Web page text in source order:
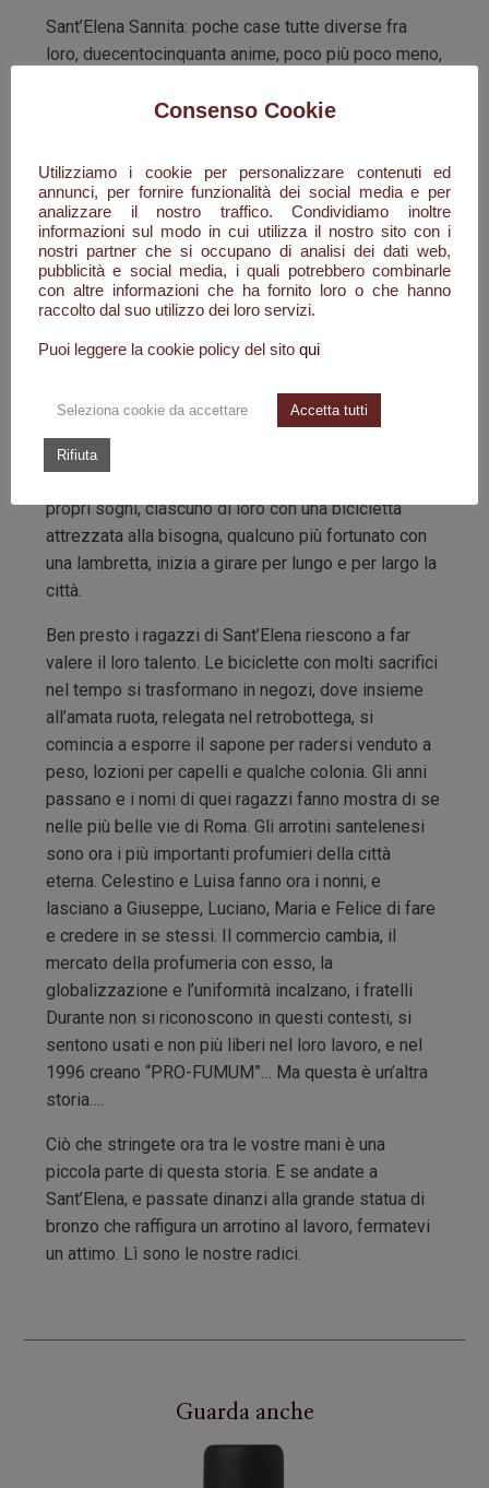
Sant’Elena Sannita: poche case tutte diverse fra
loro, duecentocinquanta anime, poco più poco meno,
tempi. Da qui inizia la storia di Celestino Durante
fisico, per riabbracciare papà Giuseppe e mamma
Lucia.
Il duro lavoro della terra e qualche capo di
bestiame, erano state e sono le uniche risorse
economiche e di vita per la maggioranza della
comunità santelenese: ma molti di quei ragazzi
avevano una grande maestria sotto le loro mani, le
lama tornavano come nuovi. Celestino raccoglie le
poche cose che ha e con Luisa, divenuta sua
moglie, decidono di partire per Roma. Con lui
propri sogni, ciascuno di loro con una bicicletta
attrezzata alla bisogna, qualcuno più fortunato con
una lambretta, inizia a girare per lungo e per largo la
città.
Ben presto i ragazzi di Sant’Elena riescono a far
valere il loro talento. Le biciclette con molti sacrifici
nel tempo si trasformano in negozi, dove insieme
all’amata ruota, relegata nel retrobottega, si
comincia a esporre il sapone per radersi venduto a
peso, lozioni per capelli e qualche colonia. Gli anni
passano e i nomi di quei ragazzi fanno mostra di se
nelle più belle vie di Roma. Gli arrotini santelenesi
sono ora i più importanti profumieri della città
eterna. Celestino e Luisa fanno ora i nonni, e
lasciano a Giuseppe, Luciano, Maria e Felice di fare
e credere in se stessi. Il commercio cambia, il
mercato della profumeria con esso, la
globalizzazione e l’uniformità incalzano, i fratelli
Durante non si riconoscono in questi contesti, si
sentono usati e non più liberi nel loro lavoro, e nel
1996 creano “PRO-FUMUM”… Ma questa è un’altra
storia….
Ciò che stringete ora tra le vostre mani è una
piccola parte di questa storia. E se andate a
Sant’Elena, e passate dinanzi alla grande statua di
bronzo che raffigura un arrotino al lavoro, fermatevi
un attimo. Lì sono le nostre radici.
Guarda anche
Consenso Cookie
Utilizziamo i cookie per personalizzare contenuti ed
annunci, per fornire funzionalità dei social media e per
analizzare il nostro traffico. Condividiamo inoltre
informazioni sul modo in cui utilizza il nostro sito con i
nostri partner che si occupano di analisi dei dati web,
pubblicità e social media, i quali potrebbero combinarle
con altre informazioni che ha fornito loro o che hanno
raccolto dal suo utilizzo dei loro servizi.
Puoi leggere la cookie policy del sito qui
Seleziona cookie da accettare Accetta tutti
Rifiuta